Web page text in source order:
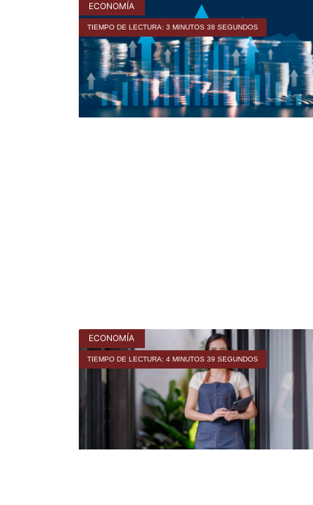
ECONOMÍA
TIEMPO DE LECTURA: 3 MINUTOS 38 SEGUNDOS
ECONOMÍA
TIEMPO DE LECTURA: 4 MINUTOS 39 SEGUNDOS